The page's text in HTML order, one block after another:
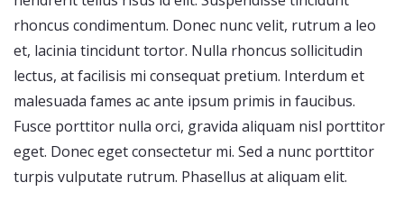
rhoncus condimentum. Donec nunc velit, rutrum a leo
et, lacinia tincidunt tortor. Nulla rhoncus sollicitudin
lectus, at facilisis mi consequat pretium. Interdum et
malesuada fames ac ante ipsum primis in faucibus.
Fusce porttitor nulla orci, gravida aliquam nisl porttitor
eget. Donec eget consectetur mi. Sed a nunc porttitor
turpis vulputate rutrum. Phasellus at aliquam elit.